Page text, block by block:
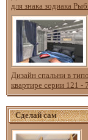
для знака зодиака
Дизайн спальни в
квартире серии 121 -
Сделай сам